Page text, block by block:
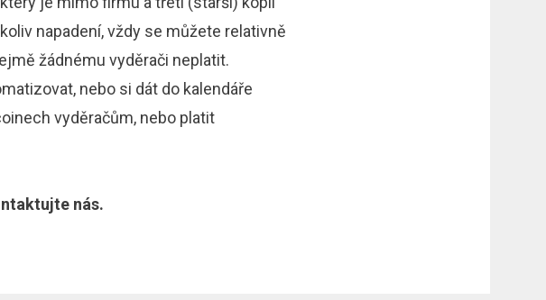
napadení, vždy se můžete relativně
žádnému vyděrači neplatit.
nebo si dát do kalendáře
vyděračům, nebo platit
nás.